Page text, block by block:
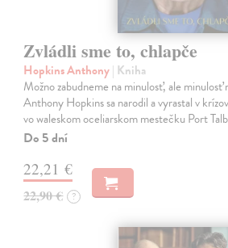
Zvládli sme to, chlapče
Hopkins Anthony| Kniha
Možno zabudneme na minulosť, ale minulosť
Anthony Hopkins sa narodil a vyrastal v
vo waleskom oceliarskom mestečku Port
Do 5 dní
22,21 €
22,90 € ?